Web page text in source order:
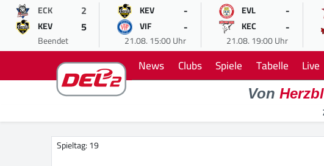
ECK 2
KEV 5
Beendet
KEV -
VIF -
21.08. 15:00 Uhr
EVL -
KEC -
21.08. 19:00 Uhr
News Clubs Spiele Tabelle Live
Von
Spieltag: 19